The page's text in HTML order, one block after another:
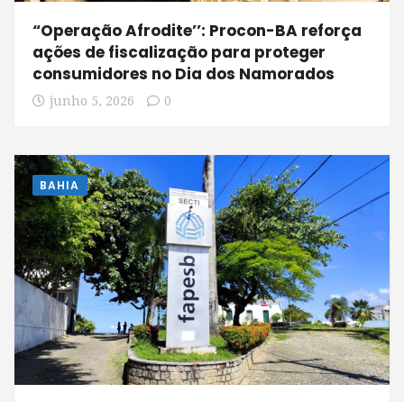
“Operação Afrodite’’: Procon-BA reforça
ações de fiscalização para proteger
consumidores no Dia dos Namorados
junho 5, 2026 0
BAHIA